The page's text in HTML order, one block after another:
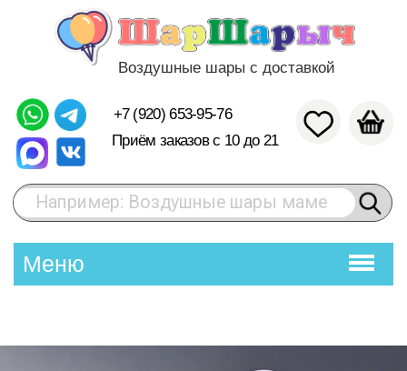
Воздушные шары с доставкой
Приём заказов с 10 до 21
Меню
Например: Воздушные шары маме